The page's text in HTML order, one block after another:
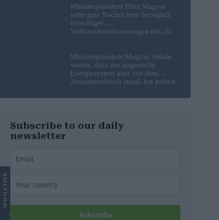
Ministerpräsident Péter Magyar
teilte gute Nachrichten bezüglich
freiwilliger
Verbrauchsreduzierungen mit, da
Ministerpräsident Magyar: Orbán
wusste, dass das ungarische
Energiesystem kurz vor dem
Zusammenbruch stand, hat jedoch
Subscribe to our daily
newsletter
Subscribe
NEWS
LETTER